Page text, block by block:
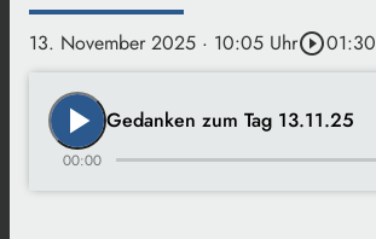
13. November 2025 · 10:05 Uhrplay_circle_outline01:30
play_arrow Gedanken zum Tag 13.11.25
00:00